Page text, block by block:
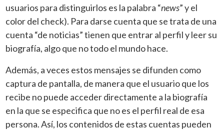
usuarios para distinguirlos es la palabra “news” y el
color del check). Para darse cuenta que se trata de una
cuenta “de noticias” tienen que entrar al perfil y leer su
biografía, algo que no todo el mundo hace.
Además, a veces estos mensajes se difunden como
captura de pantalla, de manera que el usuario que los
recibe no puede acceder directamente a la biografía
en la que se especifica que no es el perfil real de esa
persona. Así, los contenidos de estas cuentas pueden